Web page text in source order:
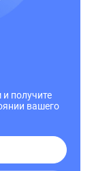
получите
вашего